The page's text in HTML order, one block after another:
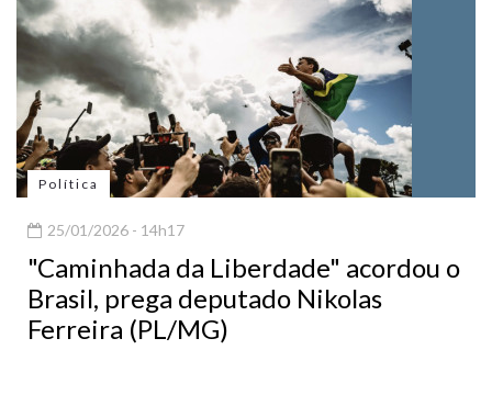
Política
25/01/2026 - 14h17
"Caminhada da Liberdade" acordou o
Brasil, prega deputado Nikolas
Ferreira (PL/MG)